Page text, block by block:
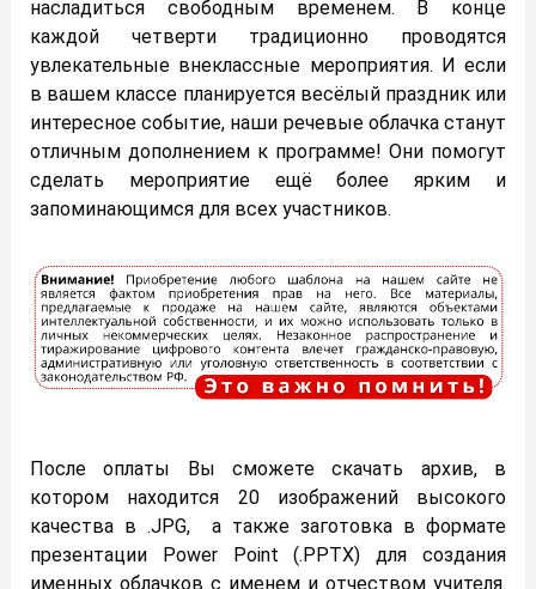
насладиться свободным временем. В конце
каждой четверти традиционно проводятся
увлекательные внеклассные мероприятия. И если
в вашем классе планируется весёлый праздник или
интересное событие, наши речевые облачка станут
отличным дополнением к программе! Они помогут
сделать мероприятие ещё более ярким и
запоминающимся для всех участников.
После оплаты Вы сможете скачать архив, в
котором находится 20 изображений высокого
качества в .JPG, а также заготовка в формате
презентации Power Point (.PPTX) для создания
именных облачков с именем и отчеством учителя.